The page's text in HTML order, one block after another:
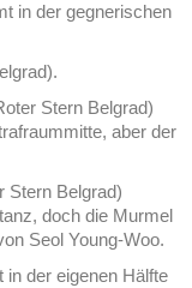
in der gegnerischen
Stern Belgrad)
aber der
Stern Belgrad)
doch die Murmel
Seol Young-Woo.
der eigenen Hälfte